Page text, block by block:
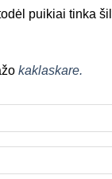
puikiai tinka
kaklaskare.